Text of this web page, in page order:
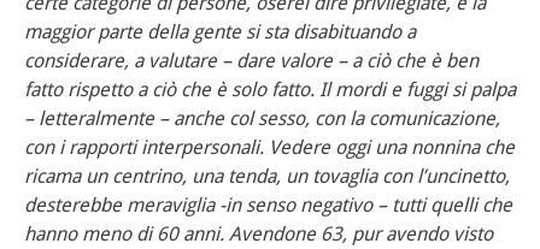
maggior parte della gente si sta disabituando a
considerare, a valutare – dare valore – a ciò che è ben
fatto rispetto a ciò che è solo fatto. Il mordi e fuggi si palpa
– letteralmente – anche col sesso, con la comunicazione,
con i rapporti interpersonali. Vedere oggi una nonnina che
ricama un centrino, una tenda, un tovaglia con l’uncinetto,
desterebbe meraviglia -in senso negativo – tutti quelli che
hanno meno di 60 anni. Avendone 63, pur avendo visto